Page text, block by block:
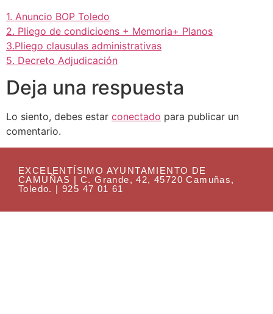
1. Anuncio BOP Toledo
2. Pliego de condicioens + Memoria+ Planos
3.Pliego clausulas administrativas
5. Decreto Adjudicación
Deja una respuesta
Lo siento, debes estar conectado para publicar un
comentario.
EXCELENTÍSIMO AYUNTAMIENTO DE
CAMUÑAS | C. Grande, 42, 45720 Camuñas,
Toledo. | 925 47 01 61